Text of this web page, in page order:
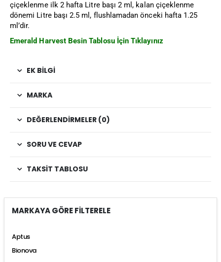
çiçeklenme ilk 2 hafta Litre başı 2 ml, kalan çiçeklenme
dönemi Litre başı 2.5 ml, flushlamadan önceki hafta 1.25
ml’dir.
Emerald Harvest Besin Tablosu İçin Tıklayınız
EK BILGI
MARKA
DEĞERLENDIRMELER (0)
SORU VE CEVAP
TAKSIT TABLOSU
MARKAYA GÖRE FİLTERELE
Aptus
Bionova